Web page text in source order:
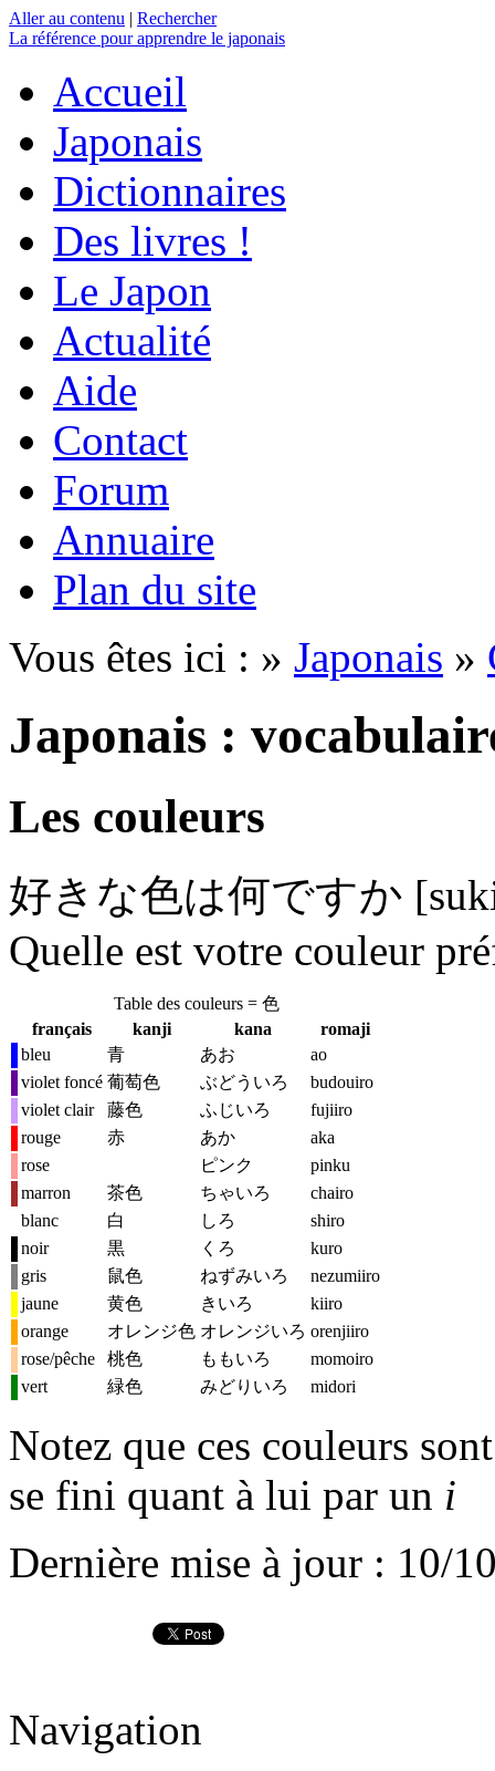
Aller au contenu | Rechercher
La référence pour apprendre le japonais
Accueil
Japonais
Dictionnaires
Des livres !
Le Japon
Actualité
Aide
Contact
Forum
Annuaire
Plan du site
Vous êtes ici : » Japonais »
Japonais :
Les couleurs
好きな色は何ですか
Quelle est votre couleur
Table des couleurs = 色
français
kanji kana
romaji
bleu
青 あお
ao
violet foncé 葡萄色 ぶどういろ
budouiro
violet clair
藤色 ふじいろ
fujiiro
rouge
赤 あか
aka
rose
ピンク
pinku
marron
茶色 ちゃいろ
chairo
blanc
白 しろ
shiro
noir
黒 くろ
kuro
gris
鼠色 ねずみいろ
nezumiiro
jaune
黄色 きいろ
kiiro
orange
オレンジ色 オレンジいろ orenjiiro
rose/pêche
桃色 ももいろ
momoiro
vert
緑色 みどりいろ midori
Notez que ces couleurs
se fini quant à lui par un i
Dernière mise à jour : 10/
Navigation